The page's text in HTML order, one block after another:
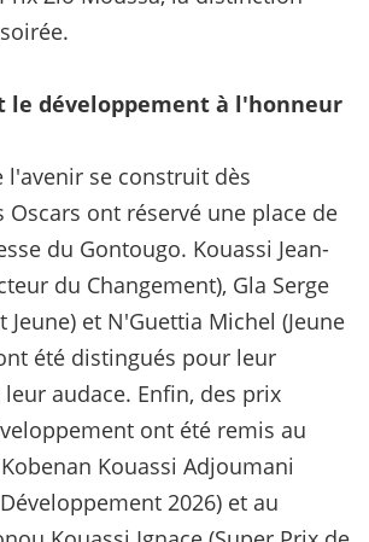
le développement à l'honneur
l'avenir se construit dès
ont réservé une place de
du Gontougo. Kouassi Jean-
du Changement), Gla Serge
Jeune) et N'Guettia Michel (Jeune
été distingués pour leur
audace. Enfin, des prix
ont été remis au
Kouassi Adjoumani
2026) et au